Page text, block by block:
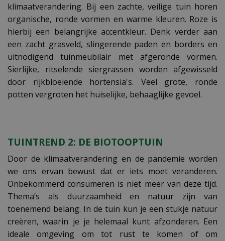
klimaatverandering. Bij een zachte, veilige tuin horen
organische, ronde vormen en warme kleuren. Roze is
hierbij een belangrijke accentkleur. Denk verder aan
een zacht grasveld, slingerende paden en borders en
uitnodigend tuinmeubilair met afgeronde vormen.
Sierlijke, ritselende siergrassen worden afgewisseld
door rijkbloeiende hortensia's. Veel grote, ronde
potten vergroten het huiselijke, behaaglijke gevoel.
TUINTREND 2: DE BIOTOOPTUIN
Door de klimaatverandering en de pandemie worden
we ons ervan bewust dat er iets moet veranderen.
Onbekommerd consumeren is niet meer van deze tijd.
Thema’s als duurzaamheid en natuur zijn van
toenemend belang. In de tuin kun je een stukje natuur
creëren, waarin je je helemaal kunt afzonderen. Een
ideale omgeving om tot rust te komen of om